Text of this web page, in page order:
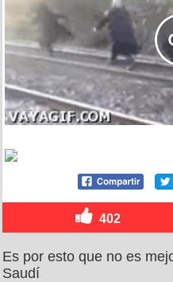
402
Es por esto que no es
Saudí